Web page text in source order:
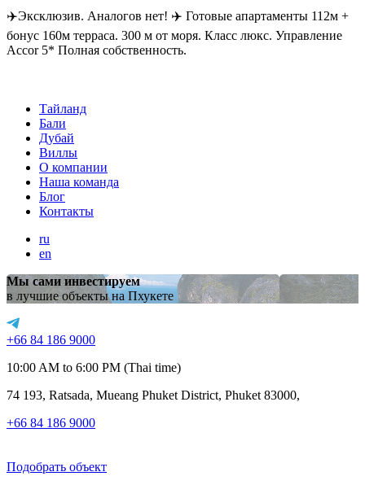
✈️Эксклюзив. Аналогов нет! ✈️ Готовые апартаменты 112м +
бонус 160м терраса. 300 м от моря. Класс люкс. Управление
Accor 5* Полная собственность.
Тайланд
Бали
Дубай
Виллы
О компании
Наша команда
Блог
Контакты
ru
en
Мы сами инвестируем
в лучшие объекты на Пхукете
+66 84 186 9000
10:00 AM to 6:00 PM (Thai time)
74 193, Ratsada, Mueang Phuket District, Phuket 83000,
+66 84 186 9000
Подобрать объект